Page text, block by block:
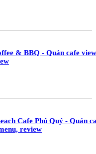
& BBQ - Quán cafe
Cafe Phú Quý - Quán
review